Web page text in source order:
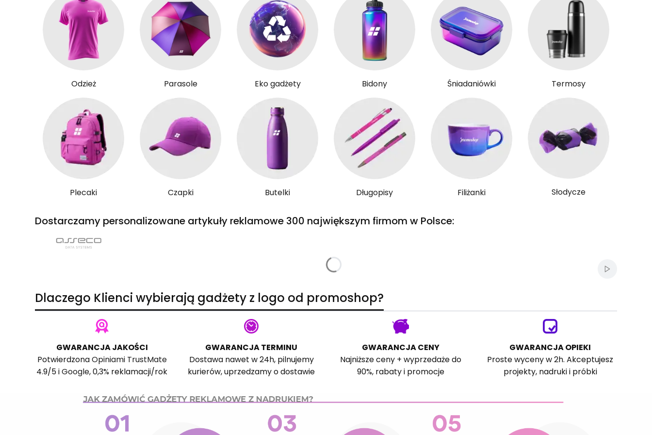
Odzież Parasole Eko gadżety Bidony Śniadaniówki Termosy
Plecaki Czapki Butelki Długopisy Filiżanki Słodycze
Dostarczamy personalizowane artykuły reklamowe 300 największym firmom w Polsce:
Włącz
Dlaczego Klienci wybierają gadżety z logo od promoshop?
GWARANCJA JAKOŚCI
PotwierdzonaOpiniami TrustMate
4.9/5 iGoogle, 0,3% reklamacji/rok
GWARANCJA TERMINU
Dostawa nawet w 24h, pilnujemy
kurierów, uprzedzamy o dostawie
GWARANCJA CENY
Najniższe ceny + wyprzedaże do
90%, rabaty i promocje
GWARANCJA OPIEKI
Proste wyceny w 2h. Akceptujesz
projekty, nadruki i próbki